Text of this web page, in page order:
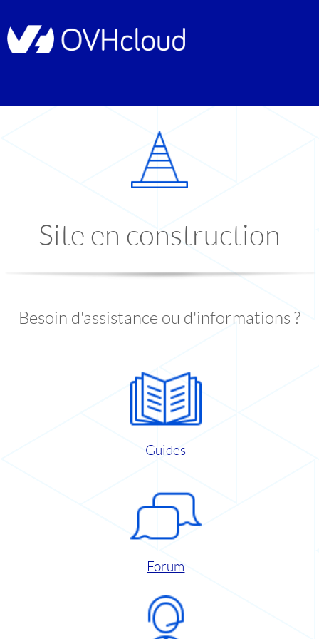
Site en construction
Besoin d'assistance ou d'informations ?
Guides
Forum